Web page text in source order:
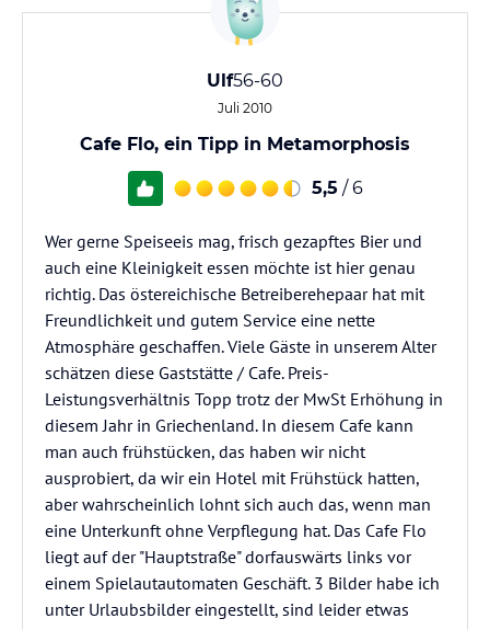
Ulf56-60
Juli 2010
Cafe Flo, ein Tipp in Metamorphosis
5,5 / 6
Wer gerne Speiseeis mag, frisch gezapftes Bier und
auch eine Kleinigkeit essen möchte ist hier genau
richtig. Das östereichische Betreiberehepaar hat mit
Freundlichkeit und gutem Service eine nette
Atmosphäre geschaffen. Viele Gäste in unserem Alter
schätzen diese Gaststätte / Cafe. Preis-
Leistungsverhältnis Topp trotz der MwSt Erhöhung in
diesem Jahr in Griechenland. In diesem Cafe kann
man auch frühstücken, das haben wir nicht
ausprobiert, da wir ein Hotel mit Frühstück hatten,
aber wahrscheinlich lohnt sich auch das, wenn man
eine Unterkunft ohne Verpflegung hat. Das Cafe Flo
liegt auf der "Hauptstraße" dorfauswärts links vor
einem Spielautautomaten Geschäft. 3 Bilder habe ich
unter Urlaubsbilder eingestellt, sind leider etwas